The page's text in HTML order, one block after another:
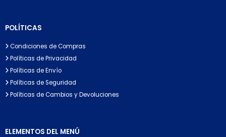
POLÍTICAS
Condiciones de Compras
Políticas de Privacidad
Políticas de Envío
Políticas de Seguridad
Políticas de Cambios y Devoluciones
ELEMENTOS DEL MENÚ